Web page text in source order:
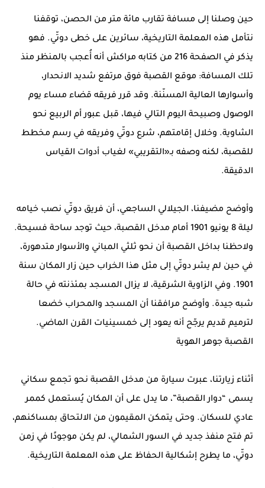
حين وصلنا إلى مسافة تقارب مائة متر من الحصن، توقفنا
نتأمل هذه المعلمة التاريخية، سائرين على خطى دوتّي. فهو
يذكر في الصفحة 216 من كتابه مراكش أنه أُعجب بالمنظر منذ
تلك المسافة: موقع القصبة فوق مرتفع شديد الانحدار،
وأسوارها العالية المسنّنة. وقد قرر فريقه قضاء مساء يوم
الوصول وصبيحة اليوم التالي فيها، قبل عبور أم الربيع نحو
الشاوية. وخلال إقامتهم، شرع دوتّي وفريقه في رسم مخطط
للقصبة، لكنه وصفه بـ«التقريبي» لغياب أدوات القياس
الدقيقة.
وأوضح مضيفنا، الجيلالي الساجعي، أن فريق دوتّي نصب خيامه
ليلة 8 يونيو 1901 أمام مدخل القصبة، حيث توجد ساحة فسيحة.
ولاحظنا بداخل القصبة أن نحو ثلثي المباني والأسوار متدهورة،
في حين لم يشر دوتّي إلى مثل هذا الخراب حين زار المكان سنة
1901. وفي الزاوية الشرقية، لا يزال المسجد بمئذنته في حالة
شبه جيدة. وأوضح مرافقنا أن المسجد والمحراب خضعا
لترميم قديم يرجّح أنه يعود إلى خمسينيات القرن الماضي.
القصبة جوهر الهوية
أثناء زيارتنا، عبرت سيارة من مدخل القصبة نحو تجمع سكاني
يسمى “دوار القصبة”، ما يدل على أن المكان يُستعمل كممر
عادي للسكان. وحتى يتمكن المقيمون من الالتحاق بمساكنهم،
تم فتح منفذ جديد في السور الشمالي، لم يكن موجودًا في زمن
دوتّي، ما يطرح إشكالية الحفاظ على هذه المعلمة التاريخية.